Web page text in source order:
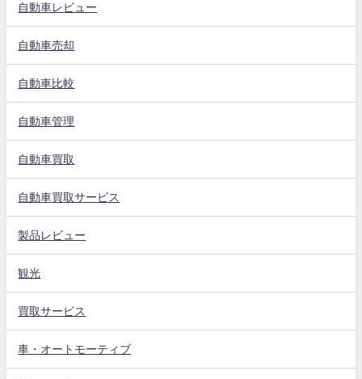
自動車レビュー
自動車売却
自動車比較
自動車管理
自動車買取
自動車買取サービス
製品レビュー
観光
買取サービス
車・オートモーティブ